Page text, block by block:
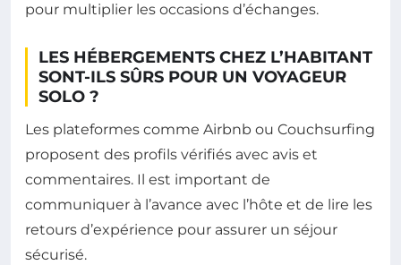
pour multiplier les occasions d’échanges.
LES HÉBERGEMENTS CHEZ L’HABITANT
SONT-ILS SÛRS POUR UN VOYAGEUR
SOLO ?
Les plateformes comme Airbnb ou Couchsurfing
proposent des profils vérifiés avec avis et
commentaires. Il est important de
communiquer à l’avance avec l’hôte et de lire les
retours d’expérience pour assurer un séjour
sécurisé.